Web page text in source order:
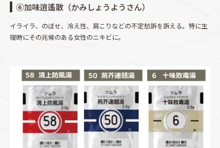
⑥加味逍遙散（かみしょうようさん）
イライラ、のぼせ、冷え性、肩こりなどの不定愁訴を訴える。特に生
理時にその兆候のある女性のニキビに。